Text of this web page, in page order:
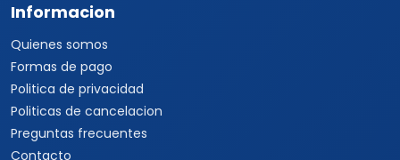
Informacion
Quienes somos
Formas de pago
Politica de privacidad
Politicas de cancelacion
Preguntas frecuentes
Contacto